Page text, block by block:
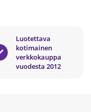
Luotettava
kotimainen
verkkokauppa
vuodesta 2012